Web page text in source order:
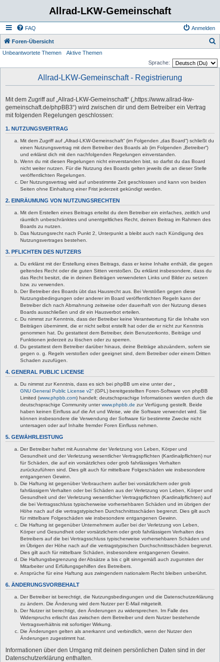
Allrad-LKW-Gemeinschaft
FAQ Anmelden
Foren-Übersicht
Unbeantwortete Themen
Aktive Themen
Sprache:
Allrad-LKW-Gemeinschaft - Registrierung
Mit dem Zugriff auf „Allrad-LKW-Gemeinschaft“ („https://www.allrad-lkw-
gemeinschaft.de/phpBB3“) wird zwischen dir und dem Betreiber ein Vertrag
mit folgenden Regelungen geschlossen:
1. NUTZUNGSVERTRAG
Mit dem Zugriff auf „Allrad-LKW-Gemeinschaft“ (im Folgenden „das Board“) schließt du
einen Nutzungsvertrag mit dem Betreiber des Boards ab (im Folgenden „Betreiber“)
und erklärst dich mit den nachfolgenden Regelungen einverstanden.
Wenn du mit diesen Regelungen nicht einverstanden bist, so darfst du das Board
nicht weiter nutzen. Für die Nutzung des Boards gelten jeweils die an dieser Stelle
veröffentlichten Regelungen.
Der Nutzungsvertrag wird auf unbestimmte Zeit geschlossen und kann von beiden
Seiten ohne Einhaltung einer Frist jederzeit gekündigt werden.
2. EINRÄUMUNG VON NUTZUNGSRECHTEN
Mit dem Erstellen eines Beitrags erteilst du dem Betreiber ein einfaches, zeitlich und
räumlich unbeschränktes und unentgeltliches Recht, deinen Beitrag im Rahmen des
Boards zu nutzen.
Das Nutzungsrecht nach Punkt 2, Unterpunkt a bleibt auch nach Kündigung des
Nutzungsvertrages bestehen.
3. PFLICHTEN DES NUTZERS
Du erklärst mit der Erstellung eines Beitrags, dass er keine Inhalte enthält, die gegen
geltendes Recht oder die guten Sitten verstoßen. Du erklärst insbesondere, dass du
das Recht besitzt, die in deinen Beiträgen verwendeten Links und Bilder zu setzen
bzw. zu verwenden.
Der Betreiber des Boards übt das Hausrecht aus. Bei Verstößen gegen diese
Nutzungsbedingungen oder anderer im Board veröffentlichten Regeln kann der
Betreiber dich nach Abmahnung zeitweise oder dauerhaft von der Nutzung dieses
Boards ausschließen und dir ein Hausverbot erteilen.
Du nimmst zur Kenntnis, dass der Betreiber keine Verantwortung für die Inhalte von
Beiträgen übernimmt, die er nicht selbst erstellt hat oder die er nicht zur Kenntnis
genommen hat. Du gestattest dem Betreiber, dein Benutzerkonto, Beiträge und
Funktionen jederzeit zu löschen oder zu sperren.
Du gestattest dem Betreiber darüber hinaus, deine Beiträge abzuändern, sofern sie
gegen o. g. Regeln verstoßen oder geeignet sind, dem Betreiber oder einem Dritten
Schaden zuzufügen.
4. GENERAL PUBLIC LICENSE
Du nimmst zur Kenntnis, dass es sich bei phpBB um eine unter der „
GNU General Public License v2“ (GPL) bereitgestellten Foren-Software von phpBB
Limited (www.phpbb.com) handelt; deutschsprachige Informationen werden durch die
deutschsprachige Community unterwww.phpbb.de zur Verfügung gestellt. Beide
haben keinen Einfluss auf die Art und Weise, wie die Software verwendet wird. Sie
können insbesondere die Verwendung der Software für bestimmte Zwecke nicht
untersagen oder auf Inhalte fremder Foren Einfluss nehmen.
5. GEWÄHRLEISTUNG
Der Betreiber haftet mit Ausnahme der Verletzung von Leben, Körper und
Gesundheit und der Verletzung wesentlicher Vertragspflichten (Kardinalpflichten) nur
für Schäden, die auf ein vorsätzliches oder grob fahrlässiges Verhalten
zurückzuführen sind. Dies gilt auch für mittelbare Folgeschäden wie insbesondere
entgangenen Gewinn.
Die Haftung ist gegenüber Verbrauchern außer bei vorsätzlichem oder grob
fahrlässigem Verhalten oder bei Schäden aus der Verletzung von Leben, Körper und
Gesundheit und der Verletzung wesentlicher Vertragspflichten (Kardinalpflichten) auf
die bei Vertragsschluss typischerweise vorhersehbaren Schäden und im übrigen der
Höhe nach auf die vertragstypischen Durchschnittsschäden begrenzt. Dies gilt auch
für mittelbare Folgeschäden wie insbesondere entgangenen Gewinn.
Die Haftung ist gegenüber Unternehmern außer bei der Verletzung von Leben,
Körper und Gesundheit oder vorsätzlichem oder grob fahrlässigem Verhalten des
Betreibers auf die bei Vertragsschluss typischerweise vorhersehbaren Schäden und
im Übrigen der Höhe nach auf die vertragstypischen Durchschnittsschäden begrenzt.
Dies gilt auch für mittelbare Schäden, insbesondere entgangenen Gewinn.
Die Haftungsbegrenzung der Absätze a bis c gilt sinngemäß auch zugunsten der
Mitarbeiter und Erfüllungsgehilfen des Betreibers.
Ansprüche für eine Haftung aus zwingendem nationalem Recht bleiben unberührt.
6. ÄNDERUNGSVORBEHALT
Der Betreiber ist berechtigt, die Nutzungsbedingungen und die Datenschutzerklärung
zu ändern. Die Änderung wird dem Nutzer per E-Mail mitgeteilt.
Der Nutzer ist berechtigt, den Änderungen zu widersprechen. Im Falle des
Widerspruchs erlischt das zwischen dem Betreiber und dem Nutzer bestehende
Vertragsverhältnis mit sofortiger Wirkung.
Die Änderungen gelten als anerkannt und verbindlich, wenn der Nutzer den
Änderungen zugestimmt hat.
Informationen über den Umgang mit deinen persönlichen Daten sind in der
Datenschutzerklärung enthalten.